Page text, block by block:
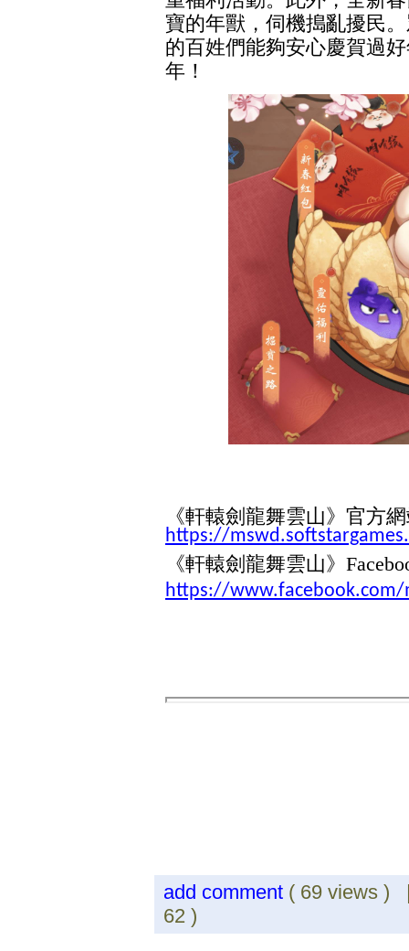
寶的年獸，伺機搗亂擾民
的百姓們能夠安心慶賀過
年！
《軒轅劍 龍舞雲山》官方
https://
《軒轅劍 龍舞雲山》
https://www.facebook.com/
add comment ( 69 views
62 )